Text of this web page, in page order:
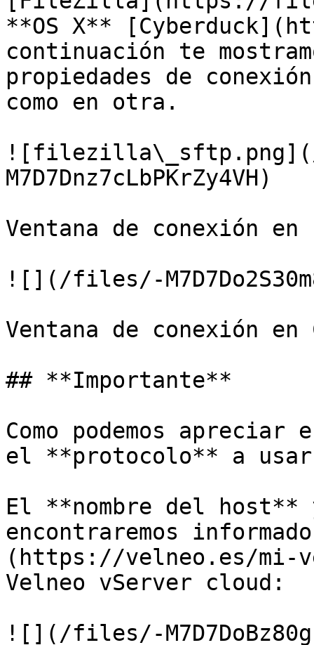
**OS X**
continuación te
propiedades de
como en otra.
M7D7Dnz7cLbPKrZy4VH)
Ventana de conexión
![](/files/-
Ventana de conexión en
## **Importante**
Como podemos
el **protocolo** a usar
El **nombre del
encontraremos
(https://velneo.es/mi-
Velneo vServer cloud:
![](/files/-